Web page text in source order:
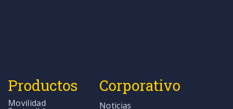
Productos
Movilidad
Corporativo
Noticias